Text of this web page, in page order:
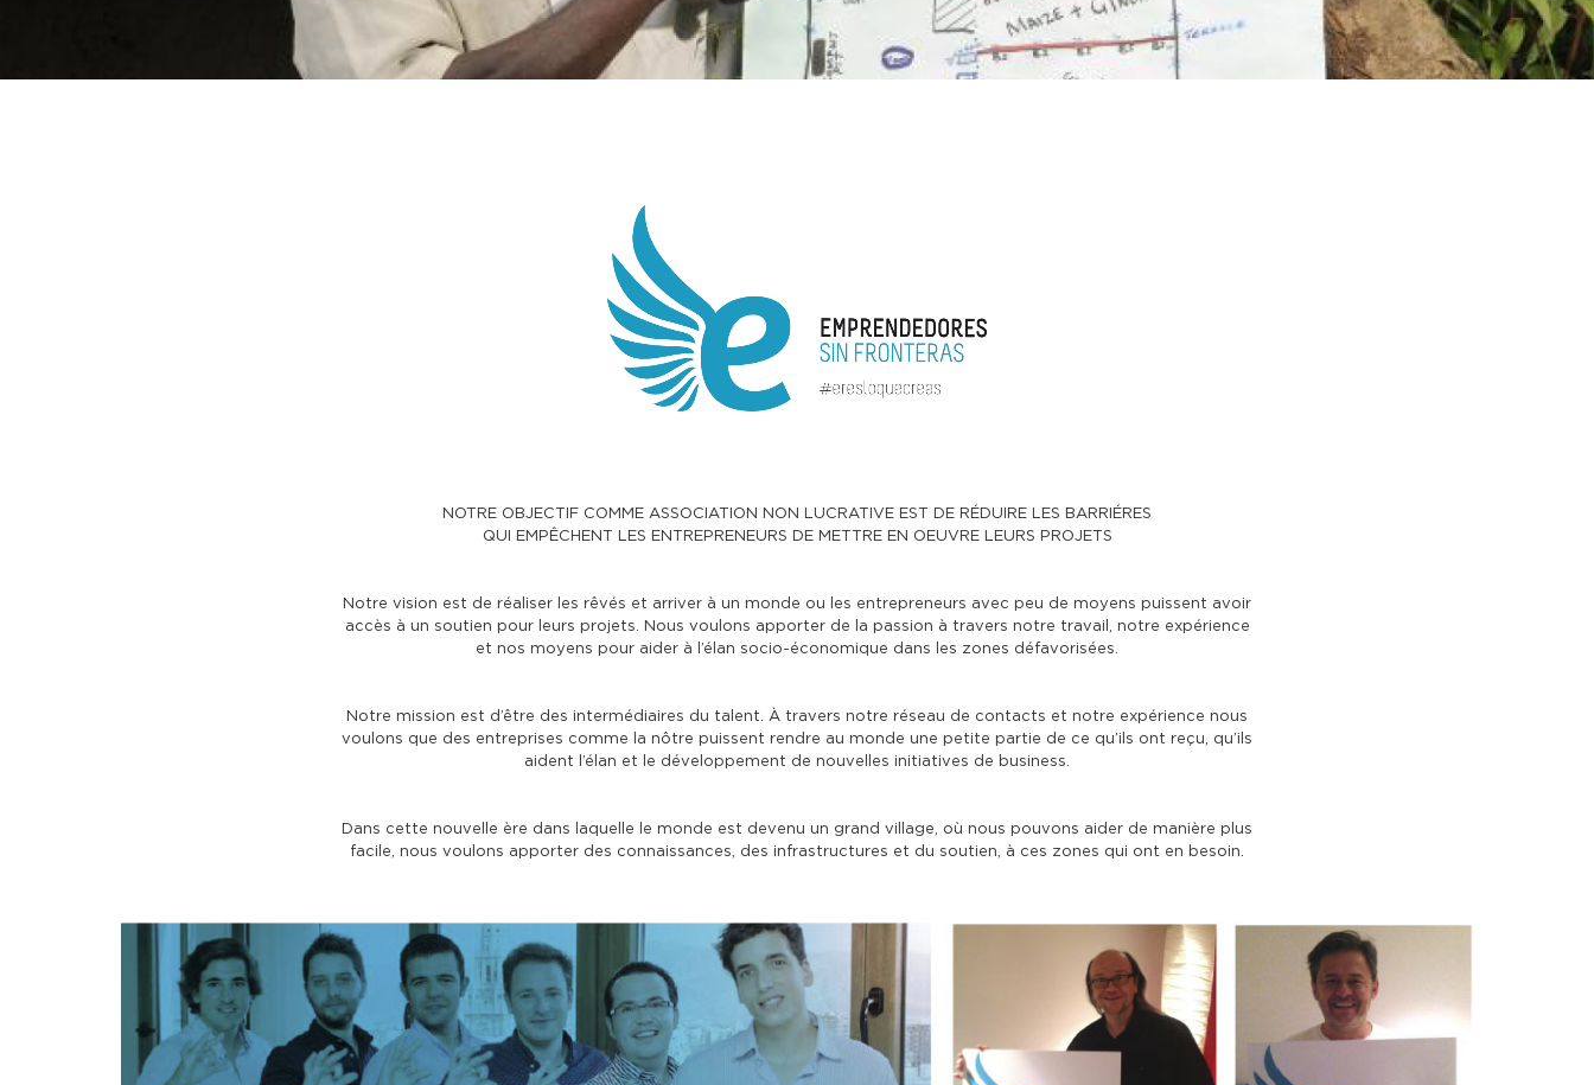
NOTRE OBJECTIF COMME ASSOCIATION NON LUCRATIVE EST DE RÉDUIRE LES BARRIÉRES
QUI EMPÊCHENT LES ENTREPRENEURS DE METTRE EN OEUVRE LEURS PROJETS
Notre vision est de réaliser les rêvés et arriver à un monde ou les entrepreneurs avec peu de moyens puissent avoir
accès à un soutien pour leurs projets. Nous voulons apporter de la passion à travers notre travail, notre expérience
et nos moyens pour aider à l’élan socio-économique dans les zones défavorisées.
Notre mission est d’être des intermédiaires du talent. À travers notre réseau de contacts et notre expérience nous
voulons que des entreprises comme la nôtre puissent rendre au monde une petite partie de ce qu’ils ont reçu, qu’ils
aident l’élan et le développement de nouvelles initiatives de business.
Dans cette nouvelle ère dans laquelle le monde est devenu un grand village, où nous pouvons aider de manière plus
facile, nous voulons apporter des connaissances, des infrastructures et du soutien, à ces zones qui ont en besoin.